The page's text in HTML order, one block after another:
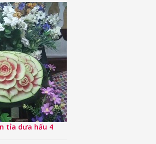
tỉa dưa hấu 4